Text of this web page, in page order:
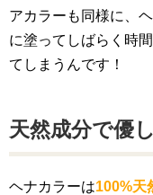
アカラーも同様に、
に塗ってしばらく時
てしまうんです！
天然成分で優
ヘナカラーは100%天